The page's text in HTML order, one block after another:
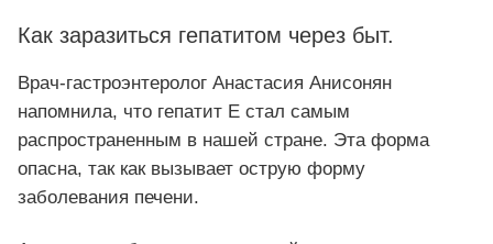
Как заразиться гепатитом через быт.
Врач-гастроэнтеролог Анастасия Анисонян
напомнила, что гепатит Е стал самым
распространенным в нашей стране. Эта форма
опасна, так как вызывает острую форму
заболевания печени.